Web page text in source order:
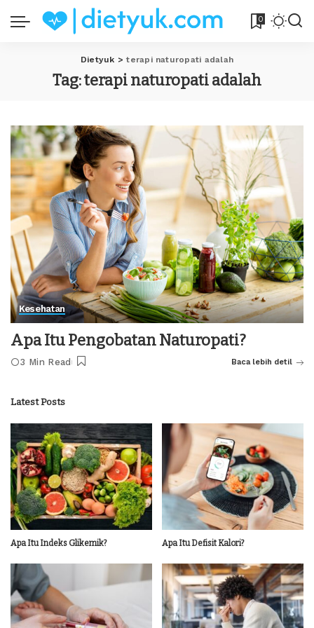
0
Dietyuk >terapi naturopati adalah
Tag:terapi naturopati adalah
Kesehatan
Apa Itu Pengobatan Naturopati?
3 Min Read Baca lebih detil
Latest Posts
Apa Itu Indeks Glikemik? Apa Itu Defisit Kalori?